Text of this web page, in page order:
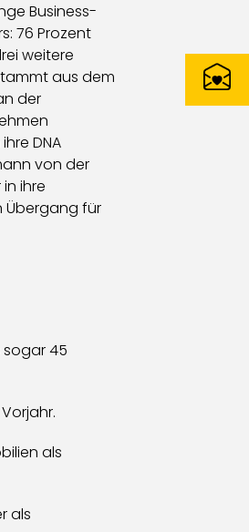
Business-
76 Prozent
weitere
aus dem
der
DNA
von der
ihre
Übergang für
sogar 45
als
als